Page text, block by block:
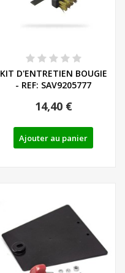
KIT D'ENTRETIEN BOUGIE
- REF: SAV9205777
14,40 €
Ajouter au panier